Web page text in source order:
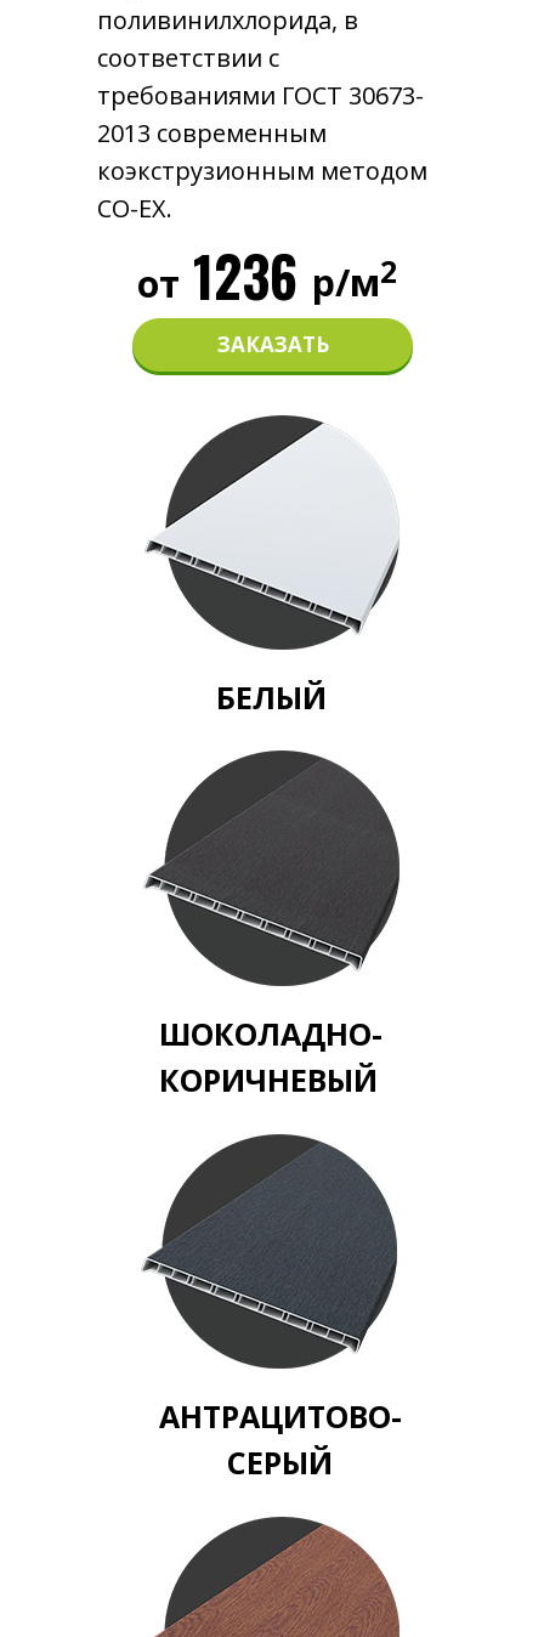
поливинилхлорида, в
соответствии с
требованиями ГОСТ 30673-
2013 современным
коэкструзионным методом
CO-EX.
от р/м2
1236
ЗАКАЗАТЬ
БЕЛЫЙ
ШОКОЛАДНО-
КОРИЧНЕВЫЙ
АНТРАЦИТОВО-
СЕРЫЙ